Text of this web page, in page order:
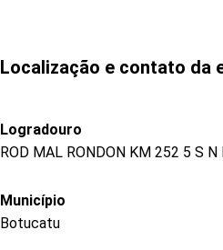
Localização e contato da
Logradouro
ROD MAL RONDON KM 252 5 S N
Município
Botucatu